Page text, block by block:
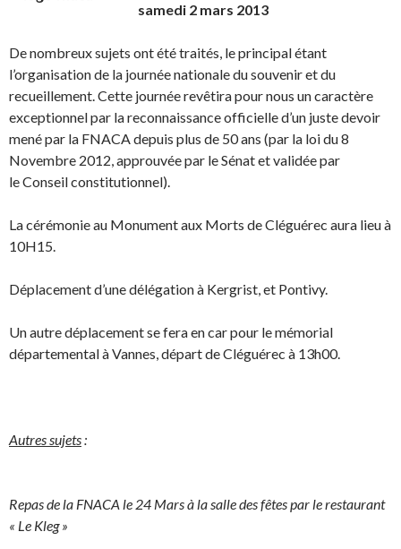
samedi 2 mars 2013
De nombreux sujets ont été traités, le principal étant
l’organisation de la journée nationale du souvenir et du
recueillement. Cette journée revêtira pour nous un caractère
exceptionnel par la reconnaissance officielle d’un juste devoir
mené par la FNACA depuis plus de 50 ans (par la loi du 8
Novembre 2012, approuvée par le Sénat et validée par
le Conseil constitutionnel).
La cérémonie au Monument aux Morts de Cléguérec aura lieu à
10H15.
Déplacement d’une délégation à Kergrist, et Pontivy.
Un autre déplacement se fera en car pour le mémorial
départemental à Vannes, départ de Cléguérec à 13h00.
Autres sujets:
Repas de la FNACA le 24 Mars à la salle des fêtes par le restaurant
« Le Kleg »